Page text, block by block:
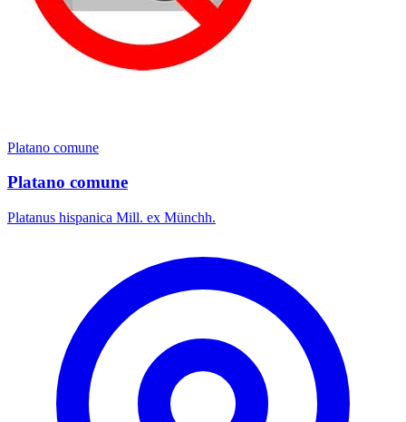
Platano comune
Platano comune
Platanus hispanica Mill. ex Münchh.